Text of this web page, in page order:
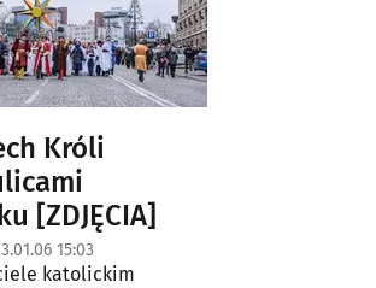
Króli
[ZDJĘCIA]
15:03
katolickim